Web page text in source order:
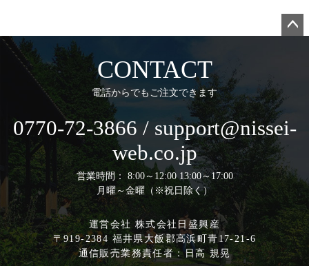
へ
CONTACT
電話からでもご注文できます
0770-72-3866 / support@nissei-
web.co.jp
営業時間： 8:00～12:00 13:00～17:00
月曜～金曜（※祝日除く）
運営会社 株式会社日盛興産
〒919-2384 福井県大飯郡高浜町青17-21-6
通信販売業務責任者：日高 規晃